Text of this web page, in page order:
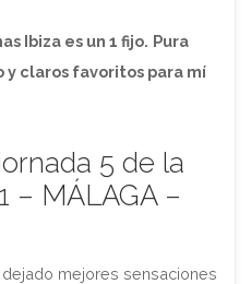
Ibiza es un 1 fijo. Pura
claros favoritos para mí
5 de la
– MÁLAGA –
mejores sensaciones